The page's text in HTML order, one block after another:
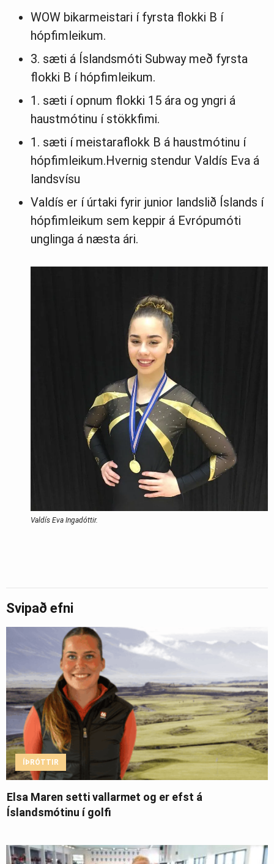
WOW bikarmeistari í fyrsta flokki B í
hópfimleikum.
3. sæti á Íslandsmóti Subway með fyrsta
flokki B í hópfimleikum.
1. sæti í opnum flokki 15 ára og yngri á
haustmótinu í stökkfimi.
1. sæti í meistaraflokk B á haustmótinu í
hópfimleikum.Hvernig stendur Valdís Eva á
landsvísu
Valdís er í úrtaki fyrir junior landslið Íslands í
hópfimleikum sem keppir á Evrópumóti
unglinga á næsta ári.
Valdís Eva Ingadóttir.
Svipað efni
ÍÞRÓTTIR
Elsa Maren setti vallarmet og er efst á
Íslandsmótinu í golfi